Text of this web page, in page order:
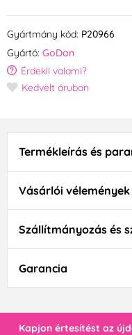
Gyártmány kód: P20966
Gyártó: GoDan
Érdekli valami?
Kedvelt áruban
Termékleírás és
Vásárlói vélemények
Szállítmányozás és
Garancia
Kapjon értesítést az